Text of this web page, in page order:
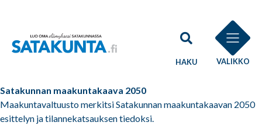
HAKU VALIKKO
Satakunnan maakuntakaava 2050
Maakuntavaltuusto merkitsi Satakunnan maakuntakaavan 2050
esittelyn ja tilannekatsauksen tiedoksi.